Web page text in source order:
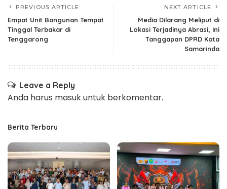
PREVIOUS ARTICLE
Empat Unit Bangunan Tempat
Tinggal Terbakar di
Tenggarong
NEXT ARTICLE
Media Dilarang Meliput di
Lokasi Terjadinya Abrasi, Ini
Tanggapan DPRD Kota
Samarinda
Leave a Reply
Anda harus masukuntuk berkomentar.
Berita Terbaru